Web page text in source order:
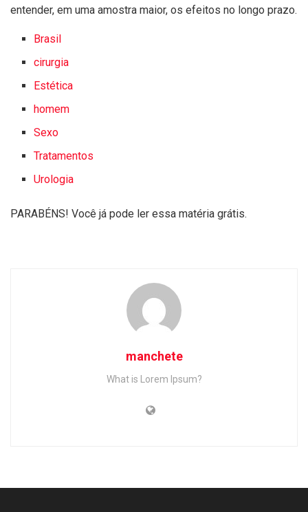
entender, em uma amostra maior, os efeitos no longo prazo.
Brasil
cirurgia
Estética
homem
Sexo
Tratamentos
Urologia
PARABÉNS! Você já pode ler essa matéria grátis.
manchete
What is Lorem Ipsum?